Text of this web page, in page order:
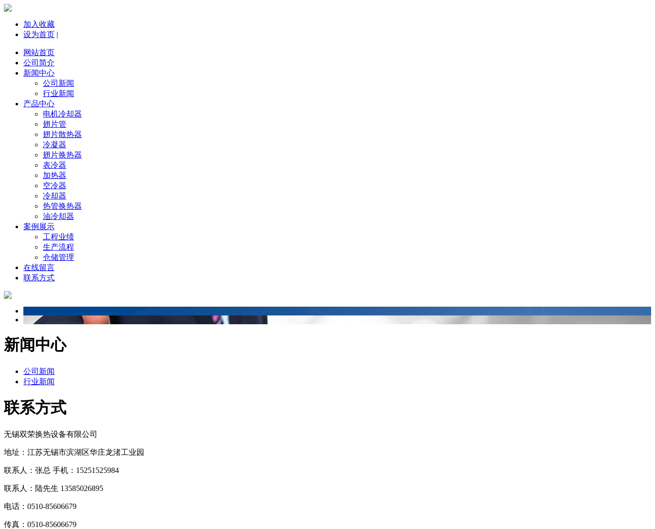
加入收藏
设为首页 |
网站首页
公司简介
新闻中心
公司新闻
行业新闻
产品中心
电机冷却器
翅片管
翅片散热器
冷凝器
翅片换热器
表冷器
加热器
空冷器
冷却器
热管换热器
油冷却器
案例展示
工程业绩
生产流程
仓储管理
在线留言
联系方式
新闻中心
公司新闻
行业新闻
联系方式
无锡双荣换热设备有限公司
地址：江苏无锡市滨湖区华庄龙渚工业园
联系人：张总 手机： 15251525984
联系人： 陆先生 13585026895
电话：0510-85606679
传真：0510-85606679